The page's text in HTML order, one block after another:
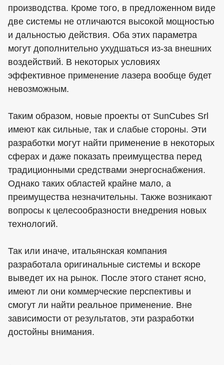
производства. Кроме того, в предложенном виде
две системы не отличаются высокой мощностью
и дальностью действия. Оба этих параметра
могут дополнительно ухудшаться из-за внешних
воздействий. В некоторых условиях
эффективное применение лазера вообще будет
невозможным.
Таким образом, новые проекты от SunCubes Srl
имеют как сильные, так и слабые стороны. Эти
разработки могут найти применение в некоторых
сферах и даже показать преимущества перед
традиционными средствами энергоснабжения.
Однако таких областей крайне мало, а
преимущества незначительны. Также возникают
вопросы к целесообразности внедрения новых
технологий.
Так или иначе, итальянская компания
разработала оригинальные системы и вскоре
выведет их на рынок. После этого станет ясно,
имеют ли они коммерческие перспективы и
смогут ли найти реальное применение. Вне
зависимости от результатов, эти разработки
достойны внимания.